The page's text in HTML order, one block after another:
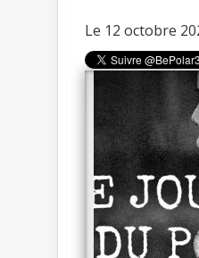
Le 12 octobre